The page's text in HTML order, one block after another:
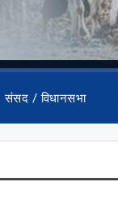
संसद / विधानसभा